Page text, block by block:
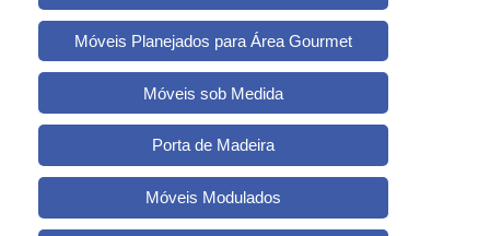
Móveis Planejados para Área Gourmet
Móveis sob Medida
Porta de Madeira
Móveis Modulados